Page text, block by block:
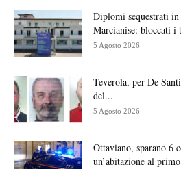
Diplomi sequestrati
Marcianise: bloccati
5 Agosto 2026
Teverola, per De
del...
5 Agosto 2026
Ottaviano, sparano 6
un’abitazione al